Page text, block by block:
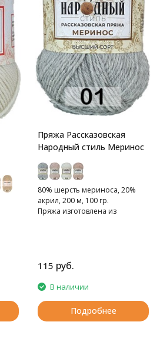
Пряжа Рассказовская
Народный стиль Меринос
80% шерсть мериноса, 20%
акрил, 200 м, 100 гр.
Пряжа изготовлена из
115 руб.
В наличии
Подробнее